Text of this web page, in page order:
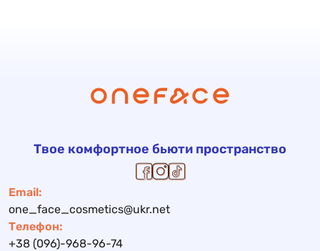
Твое комфортное бьюти пространство
Email:
one_face_cosmetics@ukr.net
Телефон:
+38 (096)-968-96-74